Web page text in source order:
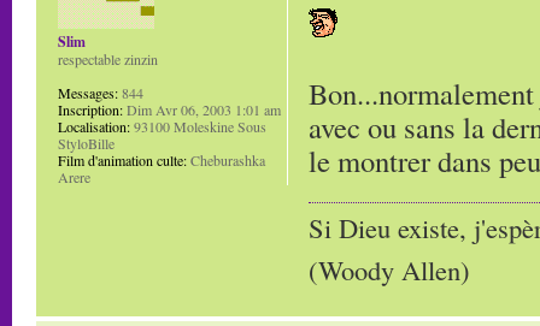
avec ou sans la
le montrer dans
Si Dieu existe,
(Woody Allen)
Slim
respectable zinzin
Messages:844
Inscription:Dim Avr 06, 2003 1:01 am
Localisation:93100 Moleskine Sous
StyloBille
Film d'animation culte:Cheburashka
Arere